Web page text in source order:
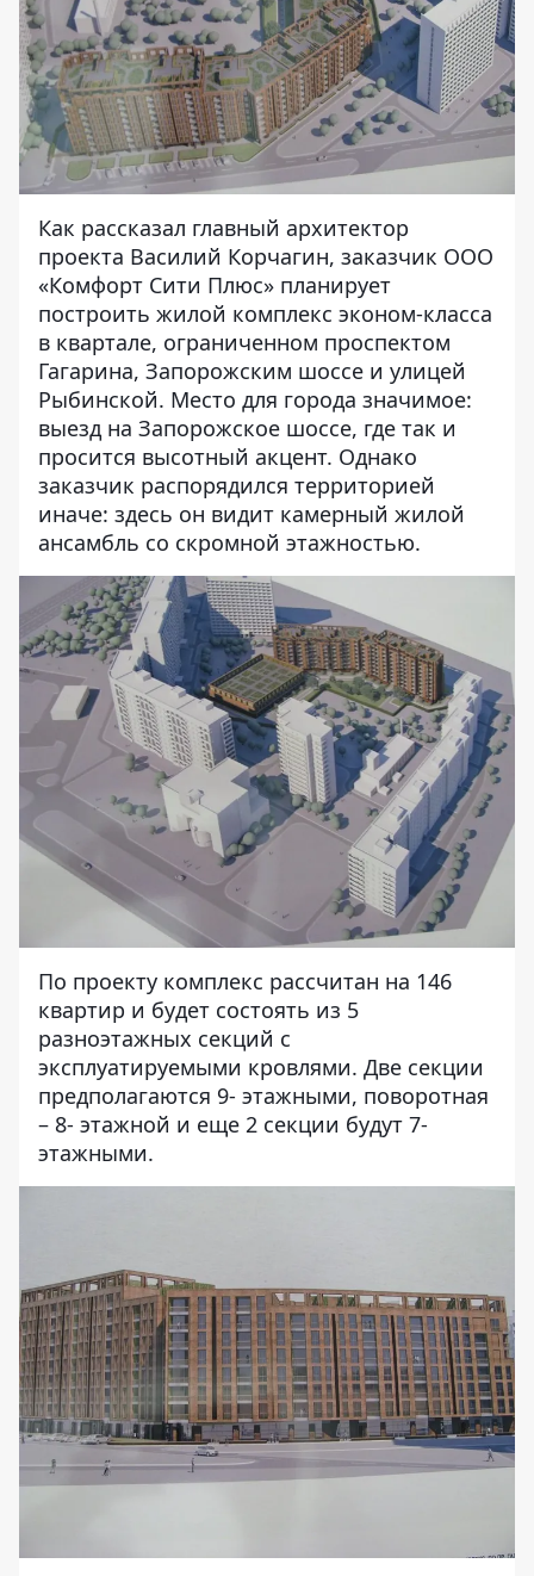
Как рассказал главный архитектор
проекта Василий Корчагин, заказчик ООО
«Комфорт Сити Плюс» планирует
построить жилой комплекс эконом-класса
в квартале, ограниченном проспектом
Гагарина, Запорожским шоссе и улицей
Рыбинской. Место для города значимое:
выезд на Запорожское шоссе, где так и
просится высотный акцент. Однако
заказчик распорядился территорией
иначе: здесь он видит камерный жилой
ансамбль со скромной этажностью.
По проекту комплекс рассчитан на 146
квартир и будет состоять из 5
разноэтажных секций с
эксплуатируемыми кровлями. Две секции
предполагаются 9- этажными, поворотная
– 8- этажной и еще 2 секции будут 7-
этажными.